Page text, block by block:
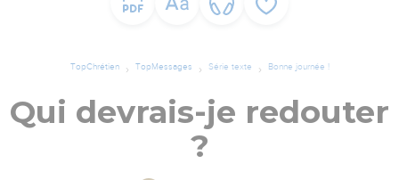
TopChrétien TopMessages Série texte Bonne journée !
Qui devrais-je redouter
?